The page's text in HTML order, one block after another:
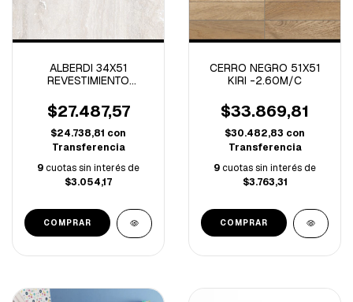
ALBERDI 34X51
REVESTIMIENTO
-2.27M/C
$27.487,57
$24.738,81 con
Transferencia
9cuotas sin interés de
$3.054,17
CERRO NEGRO 51X51
KIRI -2.60M/C
$33.869,81
$30.482,83 con
Transferencia
9cuotas sin interés de
$3.763,31